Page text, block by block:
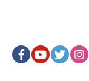
FacebookYoutubeTwitter